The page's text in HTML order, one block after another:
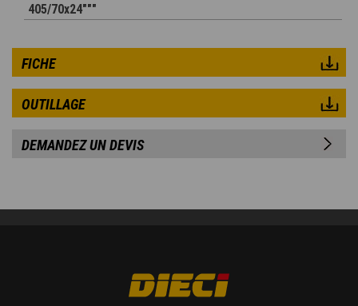
405/70x24"""
FICHE
OUTILLAGE
DEMANDEZ UN DEVIS